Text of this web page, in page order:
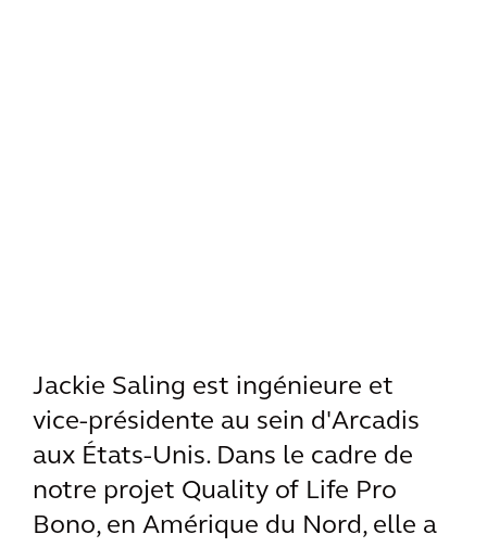
Jackie Saling est ingénieure et
vice-présidente au sein d'Arcadis
aux États-Unis. Dans le cadre de
notre projet Quality of Life Pro
Bono, en Amérique du Nord, elle a